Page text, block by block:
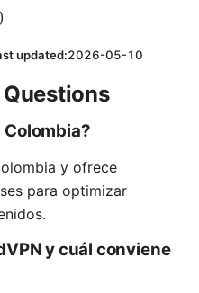
updated:2026-05-10
y ofrece
para optimizar
y cuál conviene